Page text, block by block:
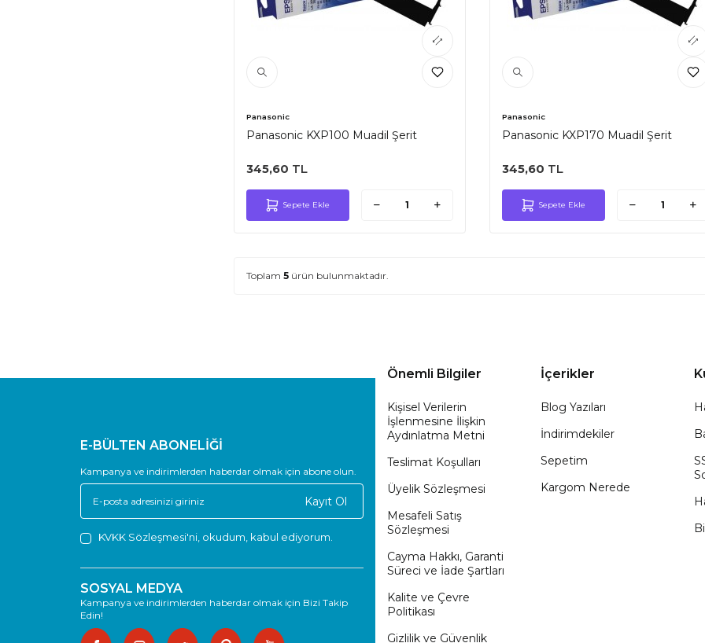
Panasonic
Panasonic KXP100 Muadil Şerit
345,60 TL
Sepete Ekle
Panasonic
Panasonic KXP170 Muadil Şerit
345,60 TL
Sepete Ekle
Toplam 5 ürün bulunmaktadır.
E-BÜLTEN ABONELİĞİ
Kampanya ve indirimlerden haberdar olmak için abone olun.
Kayıt Ol
KVKK Sözleşmesi'ni, okudum, kabul ediyorum.
SOSYAL MEDYA
Kampanya ve indirimlerden haberdar olmak için Bizi Takip
Edin!
Önemli Bilgiler
Kişisel Verilerin
İşlenmesine İlişkin
Aydınlatma Metni
Teslimat Koşulları
Üyelik Sözleşmesi
Mesafeli Satış
Sözleşmesi
Cayma Hakkı, Garanti
Süreci ve İade Şartları
Kalite ve Çevre
Politikası
Gizlilik ve Güvenlik
İçerikler
Blog Yazıları
İndirimdekiler
Sepetim
Kargom Nerede